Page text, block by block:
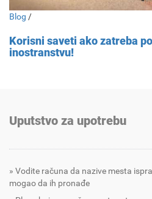
Blog /
Korisni saveti ako zatreba
inostranstvu!
Uputstvo za upotrebu
Vodite računa da nazive mesta
mogao da ih pronađe